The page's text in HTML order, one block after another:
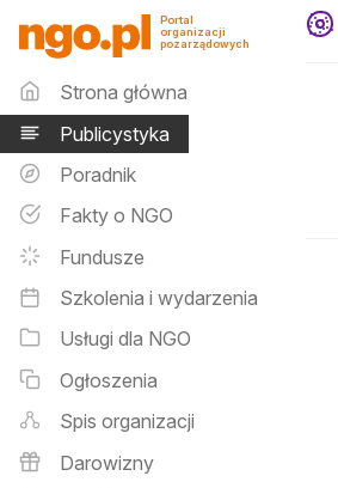
Publicystyka -
Portal
organizacji
pozarządowych
Menu główne
Strona główna
Publicystyka
Poradnik
Fakty o NGO
Fundusze
Szkolenia i wydarzenia
Usługi dla NGO
Ogłoszenia
Spis organizacji
Darowizny